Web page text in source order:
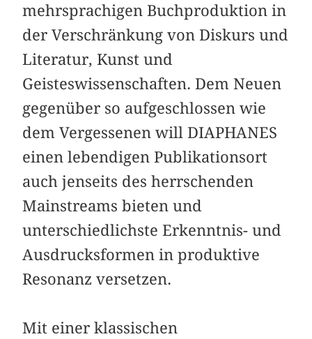
mehrsprachigen Buchproduktion in
der Verschränkung von Diskurs und
Literatur, Kunst und
Geisteswissenschaften. Dem Neuen
gegenüber so aufgeschlossen wie
dem Vergessenen will DIAPHANES
einen lebendigen Publikationsort
auch jenseits des herrschenden
Mainstreams bieten und
unterschiedlichste Erkenntnis- und
Ausdrucksformen in produktive
Resonanz versetzen.
Mit einer klassischen